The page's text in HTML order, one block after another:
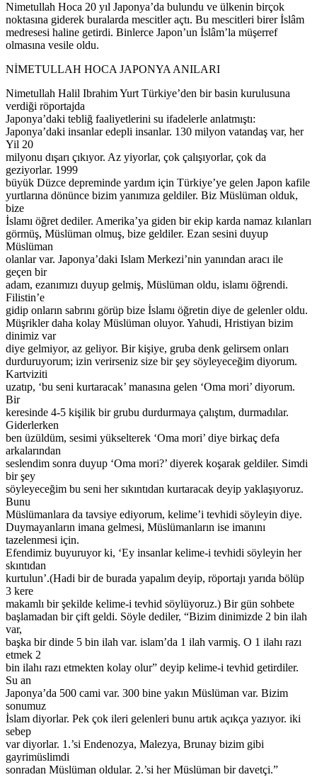
Nimetullah Hoca 20 yıl Japonya’da bulundu ve ülkenin birçok
noktasına giderek buralarda mescitler açtı. Bu mescitleri birer İslâm
medresesi haline getirdi. Binlerce Japon’un İslâm’la müşerref
olmasına vesile oldu.
NİMETULLAH HOCA JAPONYA ANILARI
Nimetullah Halil Ibrahim Yurt Türkiye’den bir basin kurulusuna
verdiği röportajda
Japonya’daki tebliğ faaliyetlerini su ifadelerle anlatmıştı:
Japonya’daki insanlar edepli insanlar. 130 milyon vatandaş var, her
Yil 20
milyonu dışarı çıkıyor. Az yiyorlar, çok çalışıyorlar, çok da
geziyorlar. 1999
büyük Düzce depreminde yardım için Türkiye’ye gelen Japon kafile
yurtlarına dönünce bizim yanımıza geldiler. Biz Müslüman olduk,
bize
İslamı öğret dediler. Amerika’ya giden bir ekip karda namaz kılanları
görmüş, Müslüman olmuş, bize geldiler. Ezan sesini duyup
Müslüman
olanlar var. Japonya’daki Islam Merkezi’nin yanından aracı ile
geçen bir
adam, ezanımızı duyup gelmiş, Müslüman oldu, islamı öğrendi.
Filistin’e
gidip onların sabrını görüp bize İslamı öğretin diye de gelenler oldu.
Müşrikler daha kolay Müslüman oluyor. Yahudi, Hristiyan bizim
dinimiz var
diye gelmiyor, az geliyor. Bir kişiye, gruba denk gelirsem onları
durduruyorum; izin verirseniz size bir şey söyleyeceğim diyorum.
Kartviziti
uzatıp, ‘bu seni kurtaracak’ manasına gelen ‘Oma mori’ diyorum.
Bir
keresinde 4-5 kişilik bir grubu durdurmaya çalıştım, durmadılar.
Giderlerken
ben üzüldüm, sesimi yükselterek ‘Oma mori’ diye birkaç defa
arkalarından
seslendim sonra duyup ‘Oma mori?’ diyerek koşarak geldiler. Simdi
bir şey
söyleyeceğim bu seni her sıkıntıdan kurtaracak deyip yaklaşıyoruz.
Bunu
Müslümanlara da tavsiye ediyorum, kelime’i tevhidi söyleyin diye.
Duymayanların imana gelmesi, Müslümanların ise imanını
tazelenmesi için.
Efendimiz buyuruyor ki, ‘Ey insanlar kelime-i tevhidi söyleyin her
skıntıdan
kurtulun’.(Hadi bir de burada yapalım deyip, röportajı yarıda bölüp
3 kere
makamlı bir şekilde kelime-i tevhid söylüyoruz.) Bir gün sohbete
başlamadan bir çift geldi. Söyle dediler, “Bizim dinimizde 2 bin ilah
var,
başka bir dinde 5 bin ilah var. islam’da 1 ilah varmiş. O 1 ilahı razı
etmek 2
bin ilahı razı etmekten kolay olur” deyip kelime-i tevhid getirdiler.
Su an
Japonya’da 500 cami var. 300 bine yakın Müslüman var. Bizim
sonumuz
İslam diyorlar. Pek çok ileri gelenleri bunu artık açıkça yazıyor. iki
sebep
var diyorlar. 1.’si Endenozya, Malezya, Brunay bizim gibi
gayrimüslimdi
sonradan Müslüman oldular. 2.’si her Müslüman bir davetçi.”